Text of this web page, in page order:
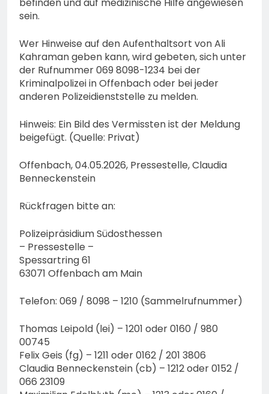
befinden und auf medizinische Hilfe angewiesen
sein.
Wer Hinweise auf den Aufenthaltsort von Ali
Kahraman geben kann, wird gebeten, sich unter
der Rufnummer 069 8098-1234 bei der
Kriminalpolizei in Offenbach oder bei jeder
anderen Polizeidienststelle zu melden.
Hinweis: Ein Bild des Vermissten ist der Meldung
beigefügt. (Quelle: Privat)
Offenbach, 04.05.2026, Pressestelle, Claudia
Benneckenstein
Rückfragen bitte an:
Polizeipräsidium Südosthessen
– Pressestelle –
Spessartring 61
63071 Offenbach am Main
Telefon: 069 / 8098 – 1210 (Sammelrufnummer)
Thomas Leipold (lei) – 1201 oder 0160 / 980
00745
Felix Geis (fg) – 1211 oder 0162 / 201 3806
Claudia Benneckenstein (cb) – 1212 oder 0152 /
066 23109